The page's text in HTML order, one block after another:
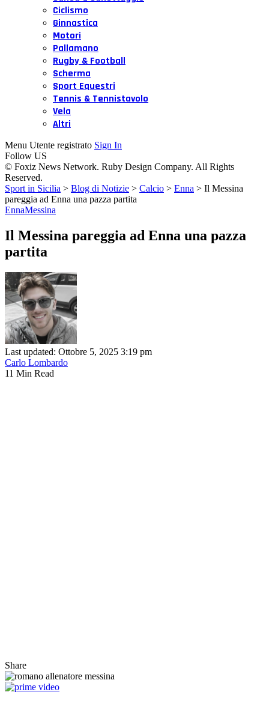
Ciclismo
Ginnastica
Motori
Pallamano
Rugby & Football
Scherma
Sport Equestri
Tennis & Tennistavolo
Vela
Altri
Menu Utente registrato Sign In
Follow US
© Foxiz News Network. Ruby Design Company. All Rights
Reserved.
Sport in Sicilia > Blog di Notizie > Calcio > Enna > Il Messina
pareggia ad Enna una pazza partita
EnnaMessina
Il Messina pareggia ad Enna una pazza
partita
Last updated: Ottobre 5, 2025 3:19 pm
Carlo Lombardo
11 Min Read
Share